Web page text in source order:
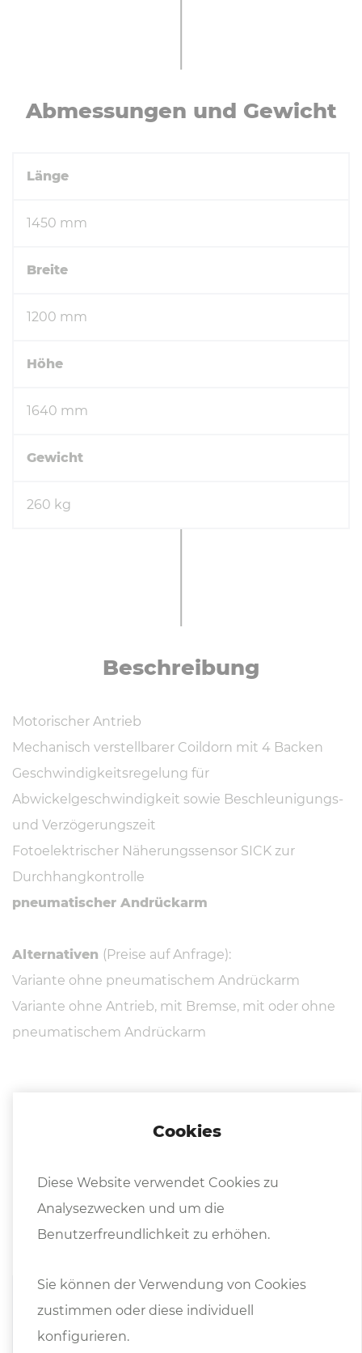
Ab­mes­sun­gen und Gewicht
Länge
1450 mm
Breite
1200 mm
Höhe
1640 mm
Gewicht
260 kg
Be­schrei­bung
Motorischer Antrieb
Mechanisch verstellbarer Coildorn mit 4 Backen
Geschwindigkeitsregelung für
Abwickelgeschwindigkeit sowie Beschleunigungs-
und Verzögerungszeit
Fotoelektrischer Näherungssensor SICK zur
Durchhangkontrolle
pneumatischer Andrückarm
Alternativen (Preise auf Anfrage):
Variante ohne pneumatischem Andrückarm
Variante ohne Antrieb, mit Bremse, mit oder ohne
pneumatischem Andrückarm
Hinweise
Preise ab Standort, exkl. Mwst.
Cookies
Diese Website verwendet Cookies zu
Analysezwecken und um die
Benutzerfreundlichkeit zu erhöhen.
Sie können der Verwendung von Cookies
zustimmen oder diese individuell
konfigurieren.